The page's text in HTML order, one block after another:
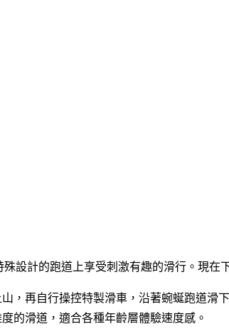
殊設計的跑道上享受刺激有趣的滑行。現在
，再自行操控特製滑車，沿著蜿蜒跑道滑
的滑道，適合各種年齡層體驗速度感。